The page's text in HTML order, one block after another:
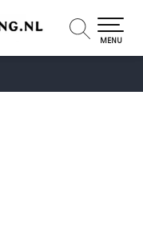
MENU